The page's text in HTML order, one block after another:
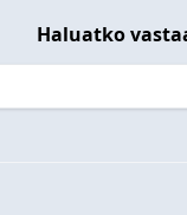
Haluatko